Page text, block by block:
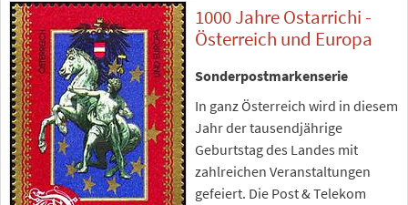
1000 Jahre Ostarrichi -
Österreich und Europa
Sonderpostmarkenserie
In ganz Österreich wird in diesem
Jahr der tausendjährige
Geburtstag des Landes mit
zahlreichen Veranstaltungen
gefeiert. Die Post & Telekom